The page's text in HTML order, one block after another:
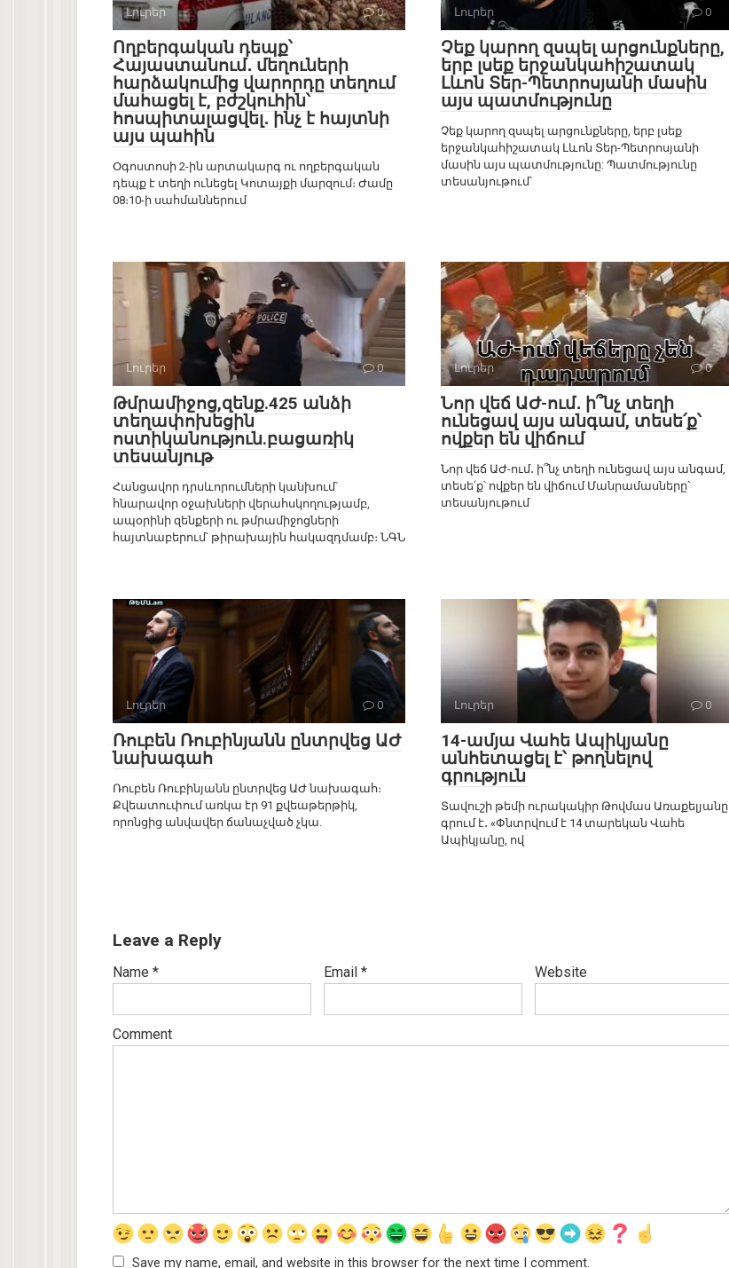
Լուրեր 0
Ողբերգական դեպք՝
Հայաստանում․ մեղուների
հարձակումից վարորդը տեղում
մահացել է, բժշկուհին՝
հոսպիտալացվել․ ինչ է հայտնի
այս պահին
Օգոստոսի 2-ին արտակարգ ու ողբերգական
դեպք է տեղի ունեցել Կոտայքի մարզում։ Ժամը
08։10-ի սահմաններում
Լուրեր 0
Չեք կարող զսպել արցունքները,
երբ լսեք երջանկահիշատակ
Լևոն Տեր-Պետրոսյանի մասին
այս պատմությունը
Չեք կարող զսպել արցունքները, երբ լսեք
երջանկահիշատակ Լևոն Տեր-Պետրոսյանի
մասին այս պատմությունը: Պատմությունը
տեսանյութում`
Լուրեր 0
Թմրամիջոց,զենք.425 անձի
տեղափոխեցին
ոստիկանություն.բացառիկ
տեսանյութ
Հանցավոր դրսևորումների կանխում՝
հնարավոր օջախների վերահսկողությամբ,
ապօրինի զենքերի ու թմրամիջոցների
հայտնաբերում՝ թիրախային հակազդմամբ։ ՆԳՆ
Լուրեր 0
Նոր վեճ ԱԺ-ում․ ի՞նչ տեղի
ունեցավ այս անգամ, տեսե՛ք՝
ովքեր են վիճում
Նոր վեճ ԱԺ-ում․ ի՞նչ տեղի ունեցավ այս անգամ,
տեսե՛ք՝ ովքեր են վիճում Մանրամասները`
տեսանյութում
Լուրեր 0
Ռուբեն Ռուբինյանն ընտրվեց ԱԺ
նախագահ
Ռուբեն Ռուբինյանն ընտրվեց ԱԺ նախագահ։
Քվեատուփում առկա էր 91 քվեաթերթիկ,
որոնցից անվավեր ճանաչված չկա.
Լուրեր 0
14-ամյա Վահե Ապիկյանը
անհետացել է՝ թողնելով
գրություն
Տավուշի թեմի ուրակակիր Թովմաս Առաքելյանը
գրում է․ «Փնտրվում է 14 տարեկան Վահե
Ապիկյանը, ով
Leave a Reply
Name * Email * Website
Comment
Save my name, email, and website in this browser for the next time I comment.